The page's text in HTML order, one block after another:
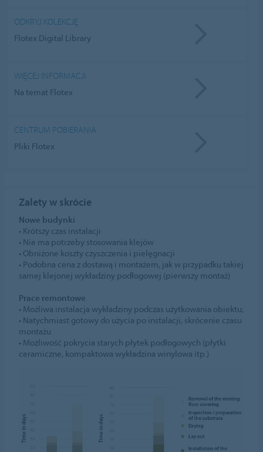
ODKRYJ KOLEKCJĘ
Flotex Digital Library
WIĘCEJ INFORMACJI
Na temat Flotex
CENTRUM POBIERANIA
Pliki Flotex
Zalety w skrócie
Nowe budynki
• Krótszy czas instalacji
• Nie ma potrzeby stosowania klejów
• Obniżone koszty czyszczenia i pielęgnacji
• Podobna cena z dostawą i montażem, jak w przypadku takiej
samej klejonej wykładziny podłogowej (pierwszy montaż)
Prace remontowe
• Możliwa instalacja wykładziny podczas użytkowania obiektu;
• Natychmiast gotowy do użycia po instalacji, skrócenie czasu
montażu
• Możliwość pokrycia starych płytek podłogowych (płytki
ceramiczne, kompaktowa wykładzina winylowa itp.)